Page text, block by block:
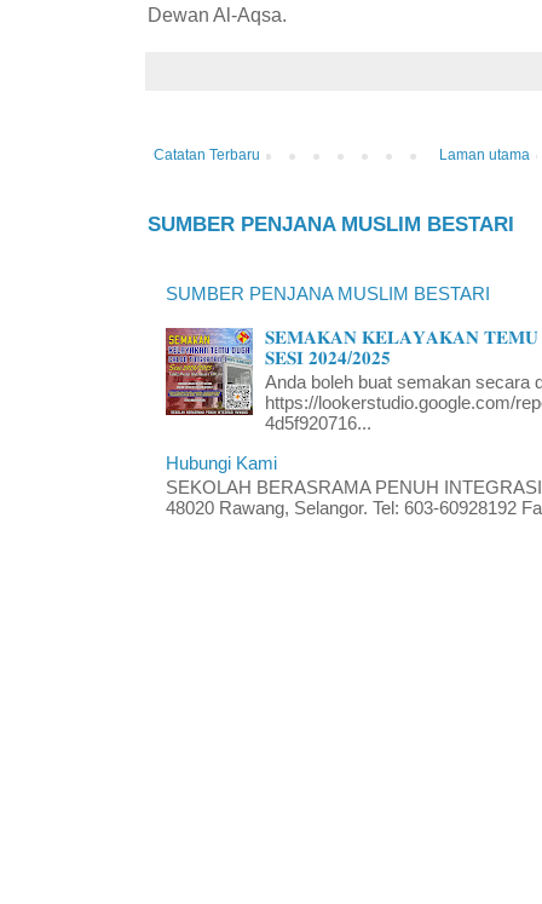
Dewan Al-Aqsa.
Catatan Terbaru Laman utama
SUMBER PENJANA MUSLIM BESTARI
SUMBER PENJANA MUSLIM BESTARI
𝐒𝐄𝐌𝐀𝐊𝐀𝐍 𝐊𝐄𝐋𝐀𝐘𝐀𝐊𝐀𝐍 𝐓𝐄𝐌𝐔
𝐒𝐄𝐒𝐈 𝟐𝟎𝟐𝟒/𝟐𝟎𝟐𝟓
Anda boleh buat semakan secara
https://lookerstudio.google.com/
4d5f920716...
Hubungi Kami
SEKOLAH BERASRAMA PENUH
48020 Rawang, Selangor. Tel: 603-60928192